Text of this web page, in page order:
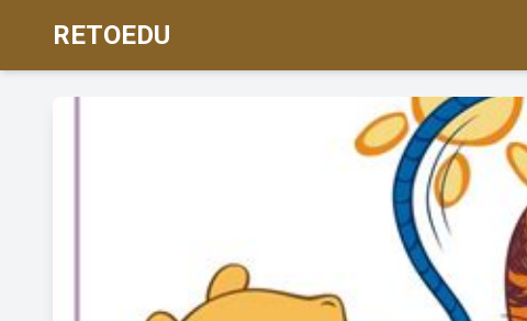
RETOEDU